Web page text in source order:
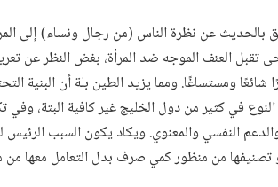
عن نظرة الناس (من رجال ونساء) إلى
تقبل العنف الموجه ضد المرأة، بغض النظر عن
شائعًا ومستساغًا. ومما يزيد الطين بلة أن البنية
النوع في كثير من دول الخليج غير كافية البتة،
النفسي والمعنوي. ويكاد يكون السبب الرئيس
تصنيفها من منظور كمي صرف بدل التعامل معها